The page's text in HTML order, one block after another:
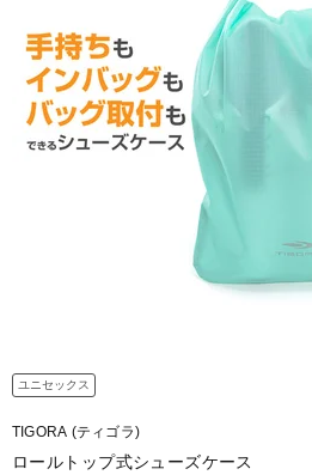
ユニセックス
TIGORA (ティゴラ)
ロールトップ式シューズケース